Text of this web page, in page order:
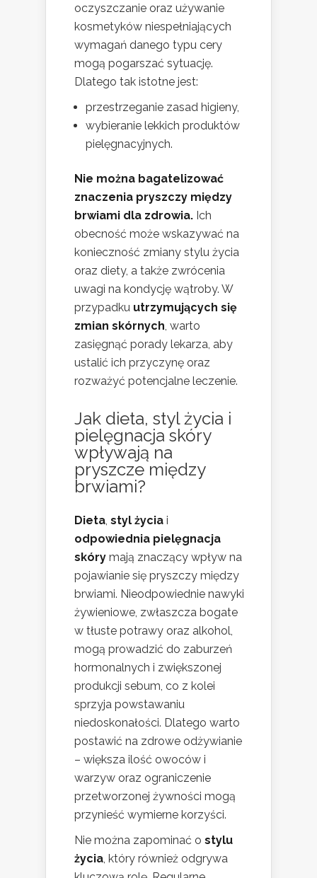
oczyszczanie oraz używanie
kosmetyków niespełniających
wymagań danego typu cery
mogą pogarszać sytuację.
Dlatego tak istotne jest:
przestrzeganie zasad higieny,
wybieranie lekkich produktów
pielęgnacyjnych.
Nie można bagatelizować
znaczenia pryszczy między
brwiami dla zdrowia. Ich
obecność może wskazywać na
konieczność zmiany stylu życia
oraz diety, a także zwrócenia
uwagi na kondycję wątroby. W
przypadku utrzymujących się
zmian skórnych, warto
zasięgnąć porady lekarza, aby
ustalić ich przyczynę oraz
rozważyć potencjalne leczenie.
Jak dieta, styl życia i
pielęgnacja skóry
wpływają na
pryszcze między
brwiami?
Dieta, styl życia i
odpowiednia pielęgnacja
skóry mają znaczący wpływ na
pojawianie się pryszczy między
brwiami. Nieodpowiednie nawyki
żywieniowe, zwłaszcza bogate
w tłuste potrawy oraz alkohol,
mogą prowadzić do zaburzeń
hormonalnych i zwiększonej
produkcji sebum, co z kolei
sprzyja powstawaniu
niedoskonałości. Dlatego warto
postawić na zdrowe odżywianie
– większa ilość owoców i
warzyw oraz ograniczenie
przetworzonej żywności mogą
przynieść wymierne korzyści.
Nie można zapominać o stylu
życia, który również odgrywa